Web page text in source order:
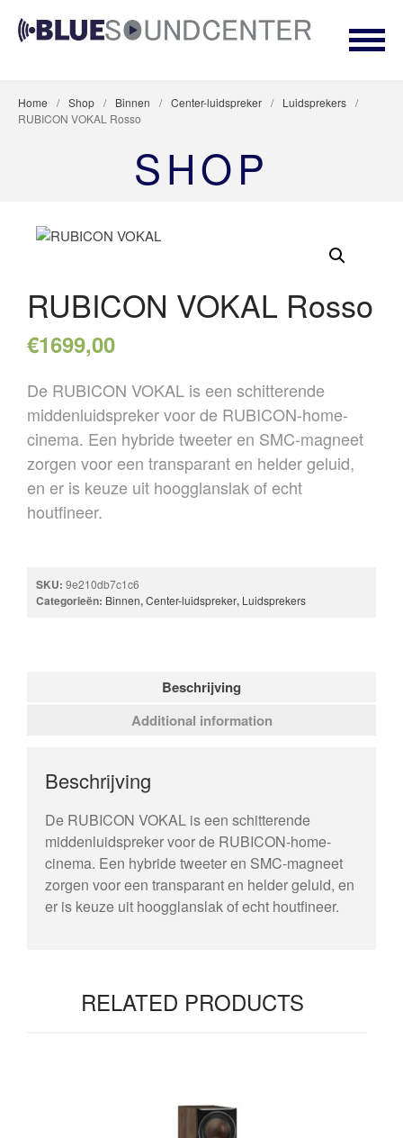
LUIDSPREKERS
NETWERKING & SECURITY
Geen producten in je winkelmand.
HOME
OVER ONS
REFERENTIES
NIEUWS
Home / Shop / Binnen / Center-luidspreker / Luidsprekers /
RUBICON VOKAL Rosso
SHOP
RUBICON VOKAL Rosso
€1699,00
De RUBICON VOKAL is een schitterende
middenluidspreker voor de RUBICON-home-
cinema. Een hybride tweeter en SMC-magneet
zorgen voor een transparant en helder geluid,
en er is keuze uit hoogglanslak of echt
houtfineer.
SKU: 9e210db7c1c6
Categorieën: Binnen,Center-luidspreker, Luidsprekers
Beschrijving
Additional information
Beschrijving
De RUBICON VOKAL is een schitterende
middenluidspreker voor de RUBICON-home-
cinema. Een hybride tweeter en SMC-magneet
zorgen voor een transparant en helder geluid, en
er is keuze uit hoogglanslak of echt houtfineer.
RELATED PRODUCTS